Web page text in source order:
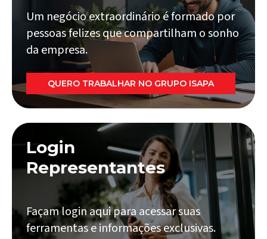
Um negócio extraordinário é formado por
pessoas felizes que compartilham o sonho
da empresa.
QUERO TRABALHAR NO GRUPO ISAPA
Login
Representantes
Façam login aqui para acessar suas
ferramentas e informações exclusivas.